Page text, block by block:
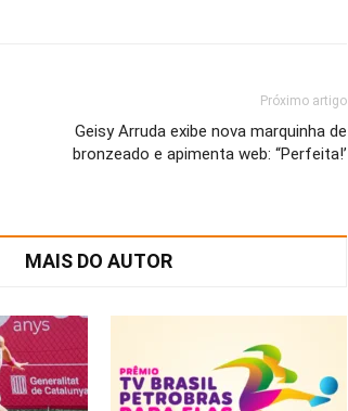
Próximo artigo
Geisy Arruda exibe nova marquinha de
bronzeado e apimenta web: “Perfeita!’
MAIS DO AUTOR